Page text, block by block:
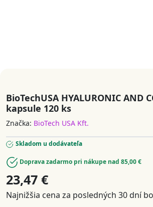
BioTechUSA HYALURONIC AND
kapsule 120 ks
Značka: BioTech USA Kft.
Skladom u dodávateľa
Doprava zadarmo pri nákupe nad 85,00 €
23,47 €
Najnižšia cena za posledných 30 dní